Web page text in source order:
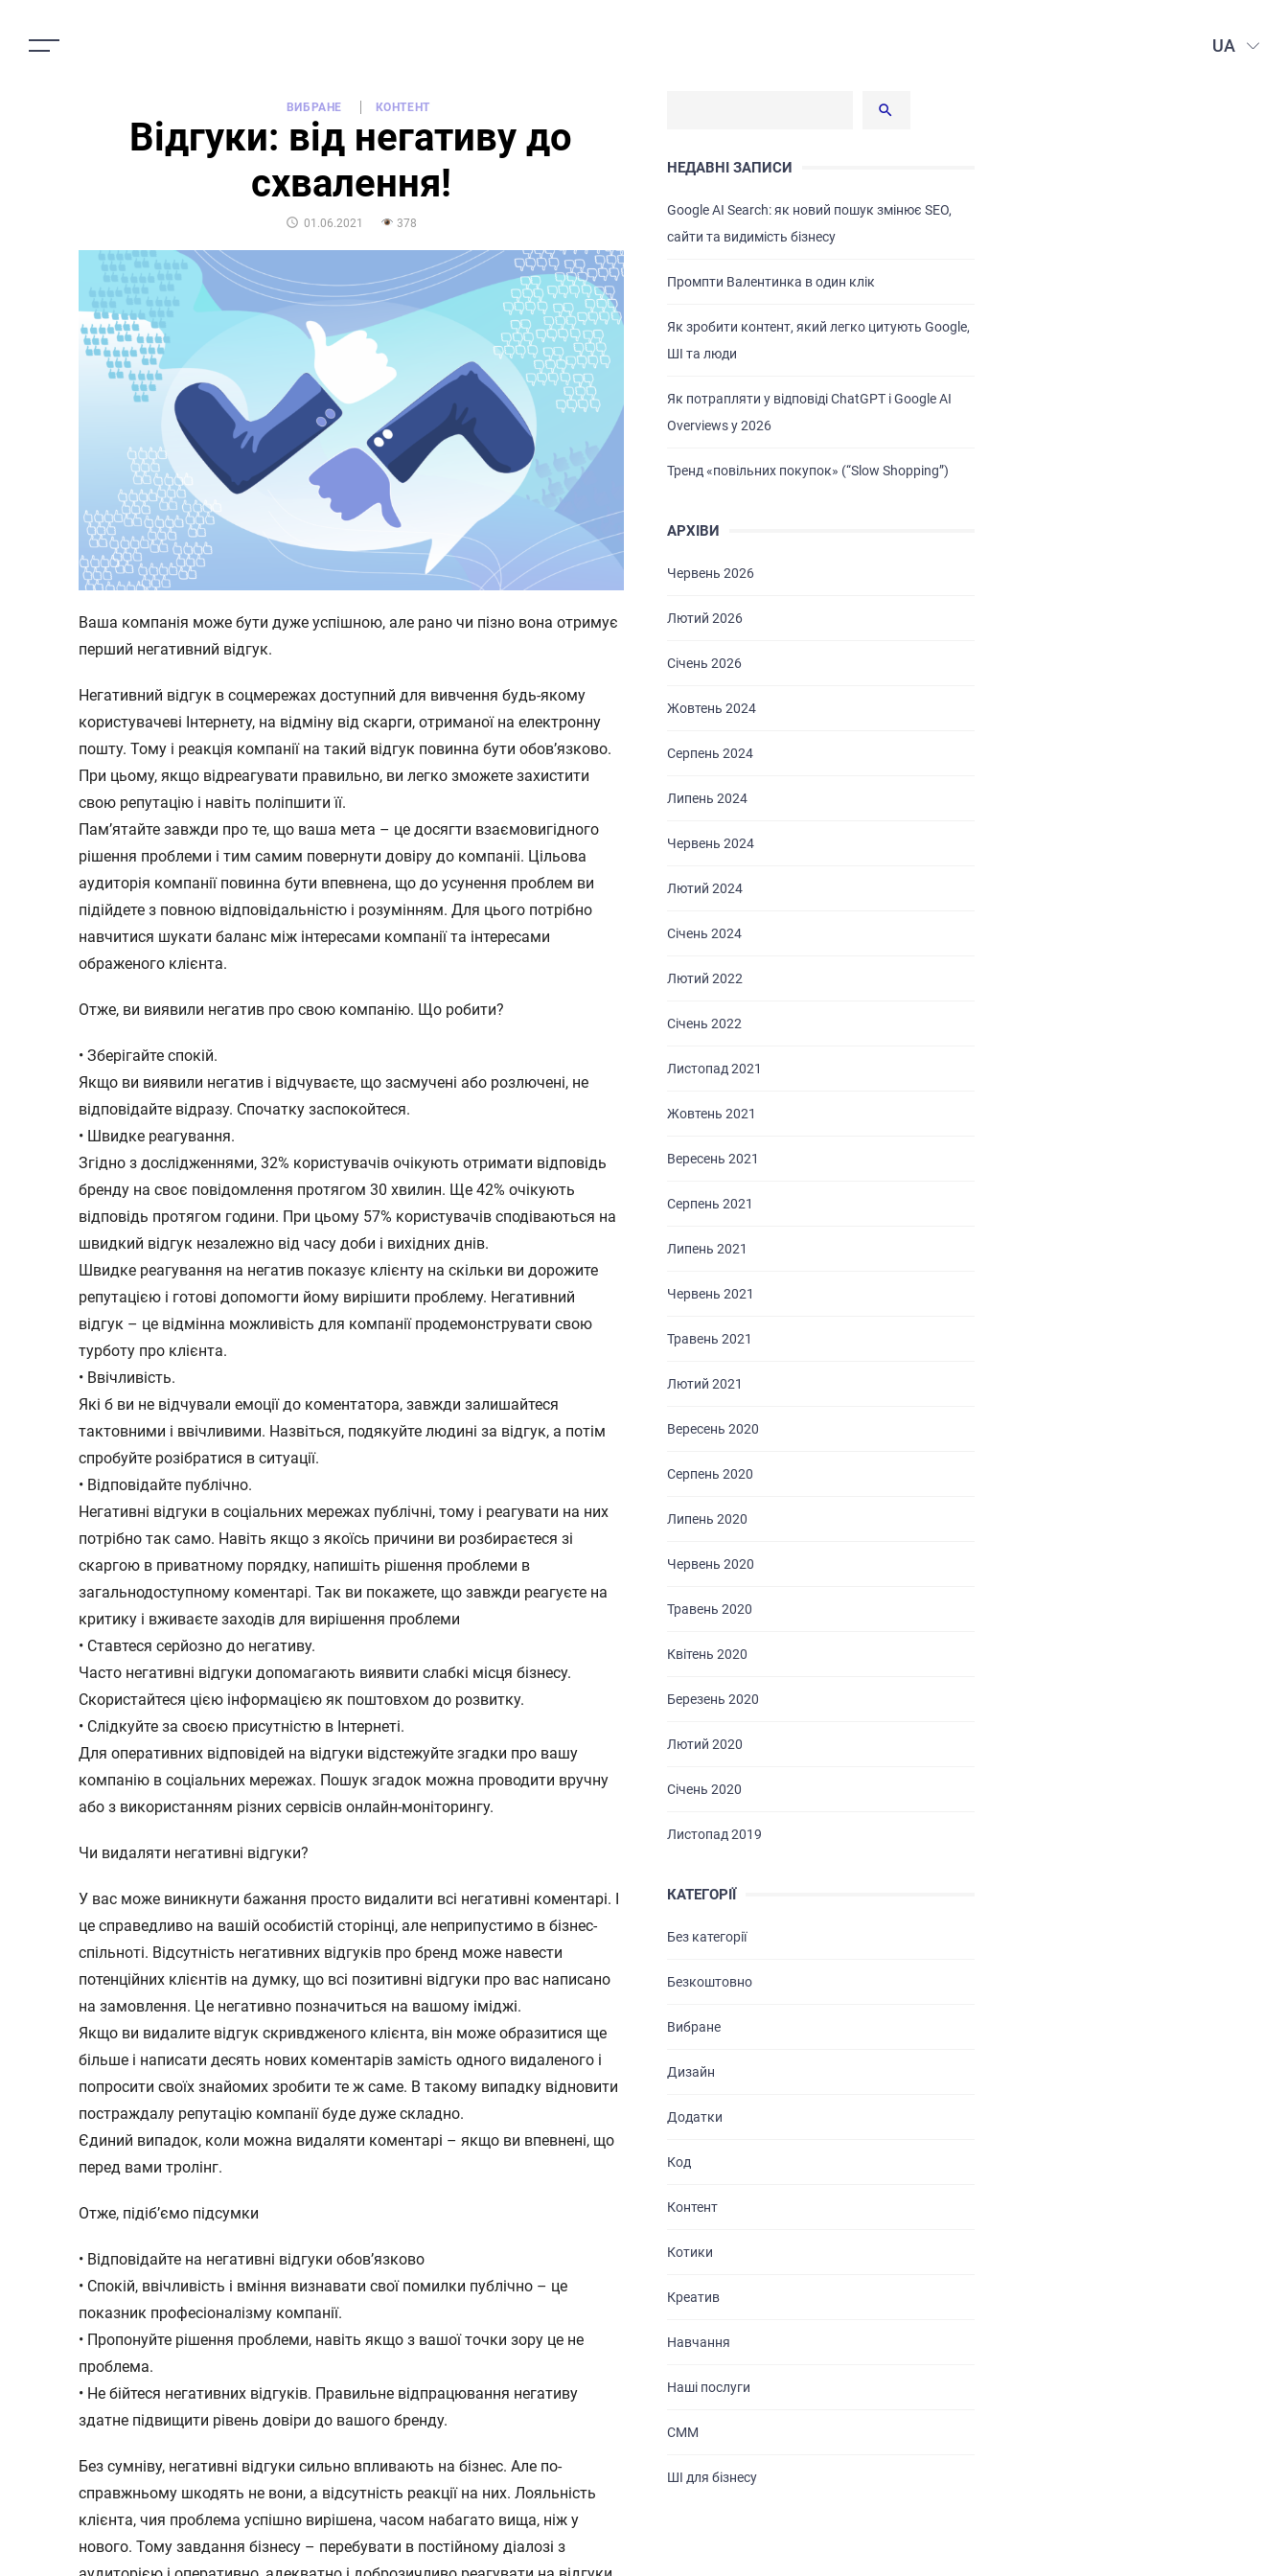
UA
ВИБРАНЕ КОНТЕНТ
Відгуки: від негативу до
схвалення!
POSTED
01.06.2021 378
Ваша компанія може бути дуже успішною, але рано чи пізно вона отримує
перший негативний відгук.
Негативний відгук в соцмережах доступний для вивчення будь-якому
користувачеві Інтернету, на відміну від скарги, отриманої на електронну
пошту. Тому і реакція компанії на такий відгук повинна бути обов’язково.
При цьому, якщо відреагувати правильно, ви легко зможете захистити
свою репутацію і навіть поліпшити її.
Пам’ятайте завжди про те, що ваша мета – це досягти взаємовигідного
рішення проблеми і тим самим повернути довіру до компаніі. Цільова
аудиторія компанії повинна бути впевнена, що до усунення проблем ви
підійдете з повною відповідальністю і розумінням. Для цього потрібно
навчитися шукати баланс між інтересами компанії та інтересами
ображеного клієнта.
Отже, ви виявили негатив про свою компанію. Що робити?
• Зберігайте спокій.
Якщо ви виявили негатив і відчуваєте, що засмучені або розлючені, не
відповідайте відразу. Спочатку заспокойтеся.
• Швидке реагування.
Згідно з дослідженнями, 32% користувачів очікують отримати відповідь
бренду на своє повідомлення протягом 30 хвилин. Ще 42% очікують
відповідь протягом години. При цьому 57% користувачів сподіваються на
швидкий відгук незалежно від часу доби і вихідних днів.
Швидке реагування на негатив показує клієнту на скільки ви дорожите
репутацією і готові допомогти йому вирішити проблему. Негативний
відгук – це відмінна можливість для компанії продемонструвати свою
турботу про клієнта.
• Ввічливість.
Які б ви не відчували емоції до коментатора, завжди залишайтеся
тактовними і ввічливими. Назвіться, подякуйте людині за відгук, а потім
спробуйте розібратися в ситуації.
• Відповідайте публічно.
Негативні відгуки в соціальних мережах публічні, тому і реагувати на них
потрібно так само. Навіть якщо з якоїсь причини ви розбираєтеся зі
скаргою в приватному порядку, напишіть рішення проблеми в
загальнодоступному коментарі. Так ви покажете, що завжди реагуєте на
критику і вживаєте заходів для вирішення проблеми
• Ставтеся серйозно до негативу.
Часто негативні відгуки допомагають виявити слабкі місця бізнесу.
Скористайтеся цією інформацією як поштовхом до розвитку.
• Слідкуйте за своєю присутністю в Інтернеті.
Для оперативних відповідей на відгуки відстежуйте згадки про вашу
компанію в соціальних мережах. Пошук згадок можна проводити вручну
або з використанням різних сервісів онлайн-моніторингу.
Чи видаляти негативні відгуки?
У вас може виникнути бажання просто видалити всі негативні коментарі. І
це справедливо на вашій особистій сторінці, але неприпустимо в бізнес-
спільноті. Відсутність негативних відгуків про бренд може навести
потенційних клієнтів на думку, що всі позитивні відгуки про вас написано
на замовлення. Це негативно позначиться на вашому іміджі.
Якщо ви видалите відгук скривдженого клієнта, він може образитися ще
більше і написати десять нових коментарів замість одного видаленого і
попросити своїх знайомих зробити те ж саме. В такому випадку відновити
постраждалу репутацію компанії буде дуже складно.
Єдиний випадок, коли можна видаляти коментарі – якщо ви впевнені, що
перед вами тролінг.
Отже, підіб’ємо підсумки
• Відповідайте на негативні відгуки обов’язково
• Спокій, ввічливість і вміння визнавати свої помилки публічно – це
показник професіоналізму компанії.
• Пропонуйте рішення проблеми, навіть якщо з вашої точки зору це не
проблема.
• Не бійтеся негативних відгуків. Правильне відпрацювання негативу
здатне підвищити рівень довіри до вашого бренду.
Без сумніву, негативні відгуки сильно впливають на бізнес. Але по-
справжньому шкодять не вони, а відсутність реакції на них. Лояльність
клієнта, чия проблема успішно вирішена, часом набагато вища, ніж у
нового. Тому завдання бізнесу – перебувати в постійному діалозі з
НЕДАВНІ ЗАПИСИ
Google AI Search: як новий пошук змінює SEO,
сайти та видимість бізнесу
Промпти Валентинка в один клік
Як зробити контент, який легко цитують Google,
ШІ та люди
Як потрапляти у відповіді ChatGPT і Google AI
Overviews у 2026
Тренд «повільних покупок» (“Slow Shopping”)
АРХІВИ
Червень 2026
Лютий 2026
Січень 2026
Жовтень 2024
Серпень 2024
Липень 2024
Червень 2024
Лютий 2024
Січень 2024
Лютий 2022
Січень 2022
Листопад 2021
Жовтень 2021
Вересень 2021
Серпень 2021
Липень 2021
Червень 2021
Травень 2021
Лютий 2021
Вересень 2020
Серпень 2020
Липень 2020
Червень 2020
Травень 2020
Квітень 2020
Березень 2020
Лютий 2020
Січень 2020
Листопад 2019
КАТЕГОРІЇ
Без категорії
Безкоштовно
Вибране
Дизайн
Додатки
Код
Контент
Котики
Креатив
Навчання
Наші послуги
СММ
ШІ для бізнесу
ГОЛОВНА
ПРО НАС
ПОСЛУГИ
ПОРТФОЛІО
КАР’ЄРА
БЛОГ
КОНТАКТИ